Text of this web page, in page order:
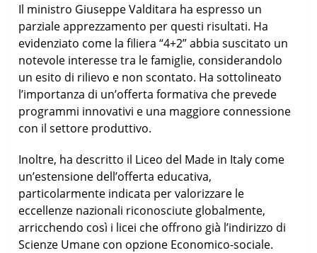
Il ministro Giuseppe Valditara ha espresso un
parziale apprezzamento per questi risultati. Ha
evidenziato come la filiera “4+2” abbia suscitato un
notevole interesse tra le famiglie, considerandolo
un esito di rilievo e non scontato. Ha sottolineato
l’importanza di un’offerta formativa che prevede
programmi innovativi e una maggiore connessione
con il settore produttivo.
Inoltre, ha descritto il Liceo del Made in Italy come
un’estensione dell’offerta educativa,
particolarmente indicata per valorizzare le
eccellenze nazionali riconosciute globalmente,
arricchendo così i licei che offrono già l’indirizzo di
Scienze Umane con opzione Economico-sociale.